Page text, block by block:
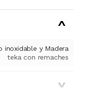
inoxidable y Madera
teka con remaches